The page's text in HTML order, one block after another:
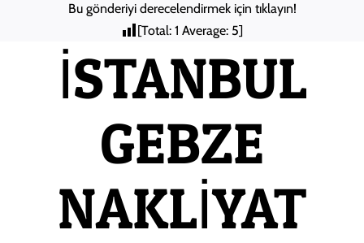
Bu gönderiyi derecelendirmek için tıklayın!
[Total: 1 Average: 5]
İSTANBUL
GEBZE
NAKLİYAT